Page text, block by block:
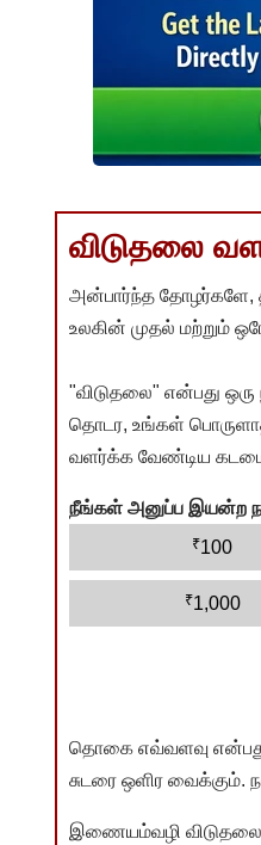
விடுதலை
அன்பார்ந்த தோழர்களே,
உலகின் முதல் மற்றும்
"விடுதலை" என்பது
தொடர, உங்கள்
வளர்க்க வேண்டிய
நீங்கள் அனுப்ப இயன்ற
₹100
₹1,000
தொகை எவ்வளவு என்பது
சுடரை ஒளிர வைக்கும்.
இணையம்வழி விடுதலை